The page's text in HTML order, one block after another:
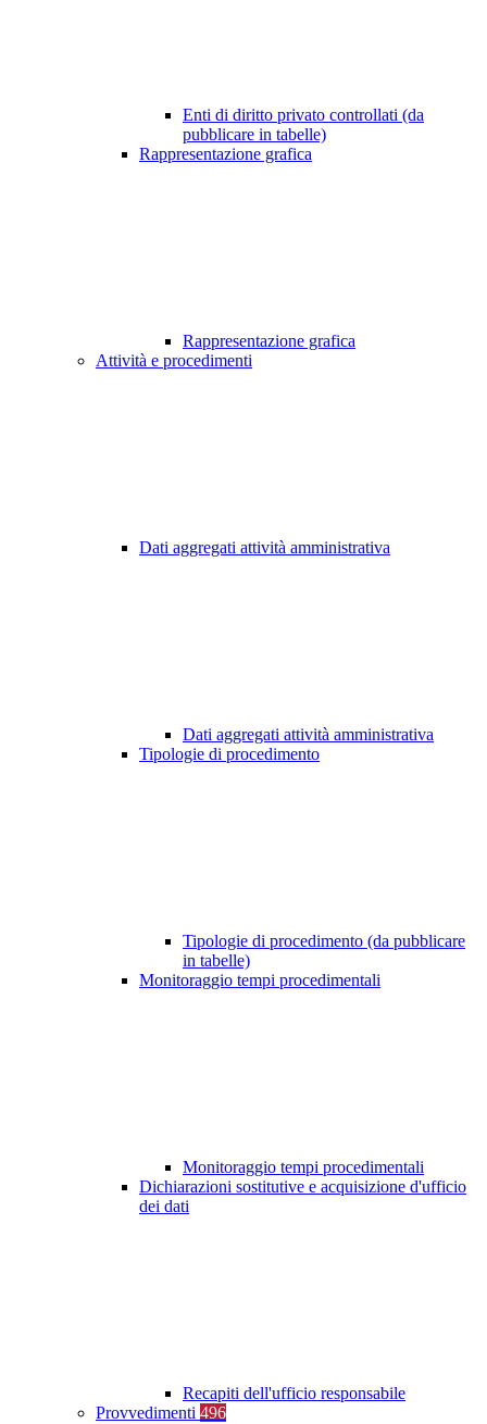
Enti di diritto privato controllati (da
pubblicare in tabelle)
Rappresentazione grafica
Rappresentazione grafica
Attività e procedimenti
Dati aggregati attività amministrativa
Dati aggregati attività amministrativa
Tipologie di procedimento
Tipologie di procedimento (da pubblicare
in tabelle)
Monitoraggio tempi procedimentali
Monitoraggio tempi procedimentali
Dichiarazioni sostitutive e acquisizione d'ufficio
dei dati
Recapiti dell'ufficio responsabile
Provvedimenti 496